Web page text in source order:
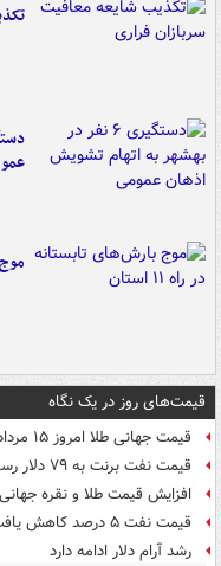
موج
قیمت‌های روز در یک نگاه
قیمت جهانی طلا امروز ۱۵ مرداد
قیمت نفت برنت به ۷۹ دلار رسید
افزایش قیمت طلا و نقره جهانی
قیمت نفت ۵ درصد کاهش یافت
رشد آرام دلار ادامه دارد